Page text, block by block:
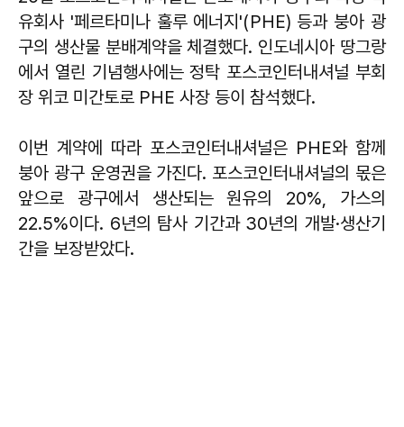
유회사 '페르타미나 훌루 에너지'(PHE) 등과 붕아 광
구의 생산물 분배계약을 체결했다. 인도네시아 땅그랑
에서 열린 기념행사에는 정탁 포스코인터내셔널 부회
장 위코 미간토로 PHE 사장 등이 참석했다.
이번 계약에 따라 포스코인터내셔널은 PHE와 함께
붕아 광구 운영권을 가진다. 포스코인터내셔널의 몫은
앞으로 광구에서 생산되는 원유의 20%, 가스의
22.5%이다. 6년의 탐사 기간과 30년의 개발·생산기
간을 보장받았다.